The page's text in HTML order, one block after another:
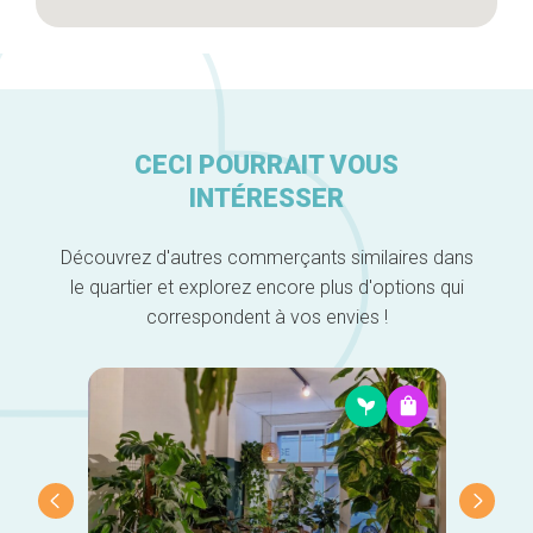
CECI POURRAIT VOUS
INTÉRESSER
Découvrez d'autres commerçants similaires dans
le quartier et explorez encore plus d'options qui
correspondent à vos envies !